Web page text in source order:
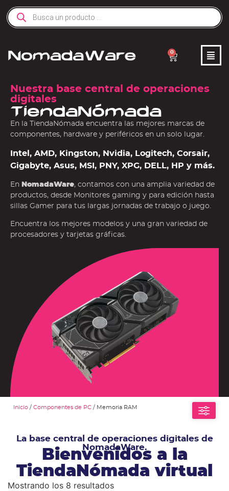
0
Nuestra base central de operaciones
digitales
TiendaNómada
En la TiendaNómada encuentra las mejores marcas de
componentes, hardware y periféricos en un solo lugar.
Intel, AMD, Kingston, Nvidia, Logitech, Corsair,
Gigabyte, Asus, MSI, PNY, XPG, DELL, HP y más.
En NomadaWare, contamos con una amplia variedad de
productos, desde Monitores gaming y para edición hasta
sillas Gamer para tus largas jornadas de trabajo o juego.
Encuentra los mejores modelos y una gran variedad de
procesadores y tarjetas gráficas.
Inicio /Componentes de PC / Memoria RAM
La base central de operaciones digitales de
NomadaWare.
Bienvenidos a la
TiendaNómada virtual
Mostrando los 8 resultados